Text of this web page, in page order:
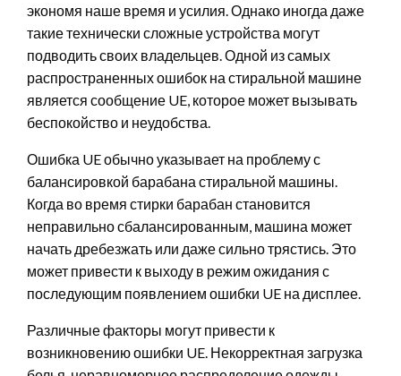
экономя наше время и усилия. Однако иногда даже
такие технически сложные устройства могут
подводить своих владельцев. Одной из самых
распространенных ошибок на стиральной машине
является сообщение UE, которое может вызывать
беспокойство и неудобства.
Ошибка UE обычно указывает на проблему с
балансировкой барабана стиральной машины.
Когда во время стирки барабан становится
неправильно сбалансированным, машина может
начать дребезжать или даже сильно трястись. Это
может привести к выходу в режим ожидания с
последующим появлением ошибки UE на дисплее.
Различные факторы могут привести к
возникновению ошибки UE. Некорректная загрузка